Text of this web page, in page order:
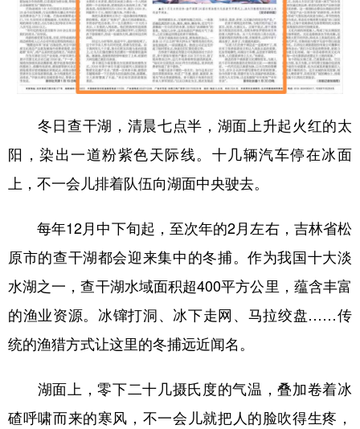
地方频道
北京 天津 河北 山西
浙江 安徽 福建 江西
四川 贵州 云南 西藏
陕西 青海 宁夏
English Español Français عربى
冬日查干湖，清晨七点半，湖面上升起火红的太
阳，染出一道粉紫色天际线。十几辆汽车停在冰面
上，不一会儿排着队伍向湖面中央驶去。
每年12月中下旬起，至次年的2月左右，吉林省松
原市的查干湖都会迎来集中的冬捕。作为我国十大淡
水湖之一，查干湖水域面积超400平方公里，蕴含丰富
的渔业资源。冰镩打洞、冰下走网、马拉绞盘……传
统的渔猎方式让这里的冬捕远近闻名。
湖面上，零下二十几摄氏度的气温，叠加卷着冰
碴呼啸而来的寒风，不一会儿就把人的脸吹得生疼，